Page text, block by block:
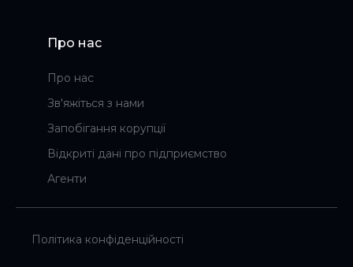
Про нас
Про нас
Зв'яжіться з нами
Запобігання корупції
Відкриті дані про підприємство
Агенти
Політика конфіденційності